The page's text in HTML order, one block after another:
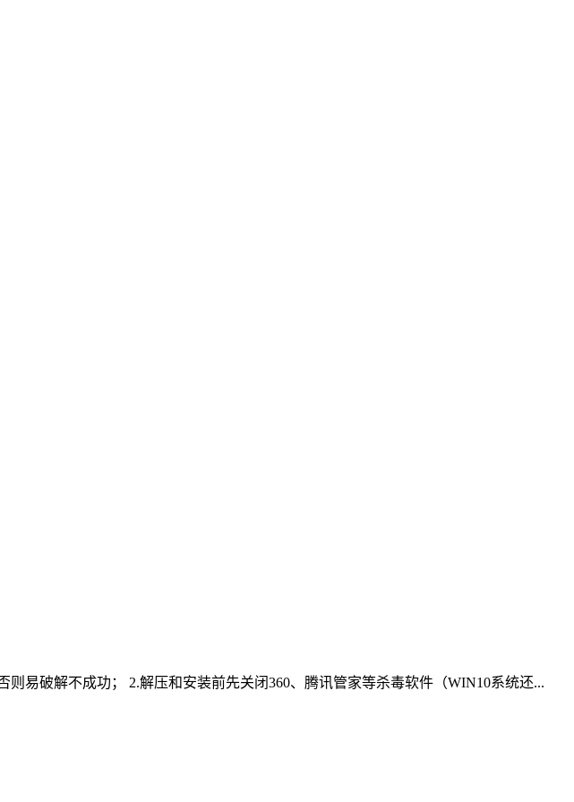
易破解不成功； 2.解压和安装前先关闭360、腾讯管家等杀毒软件（WIN10系统还...